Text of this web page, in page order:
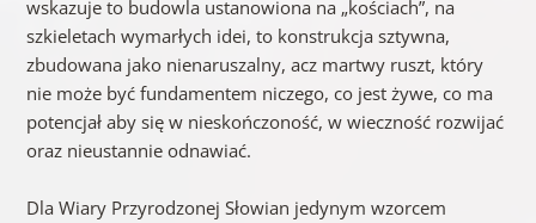
wskazuje to budowla ustanowiona na „kościach”, na
szkieletach wymarłych idei, to konstrukcja sztywna,
zbudowana jako nienaruszalny, acz martwy ruszt, który
nie może być fundamentem niczego, co jest żywe, co ma
potencjał aby się w nieskończoność, w wieczność rozwijać
oraz nieustannie odnawiać.
Dla Wiary Przyrodzonej Słowian jedynym wzorcem